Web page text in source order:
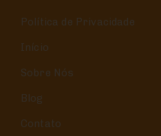
Política de Privacidade
Início
Sobre Nós
Blog
Contato